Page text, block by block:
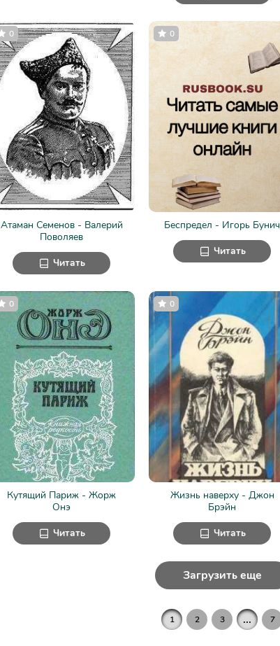
Атаман Семенов - Валерий
Поволяев
0
Читать
Беспредел - Игорь Бунич
0
Читать
Кутящий Париж - Жорж
Онэ
0
Читать
Жизнь наверху - Джон
Брэйн
0
Читать
Загрузить еще
1 2 3 ... 7